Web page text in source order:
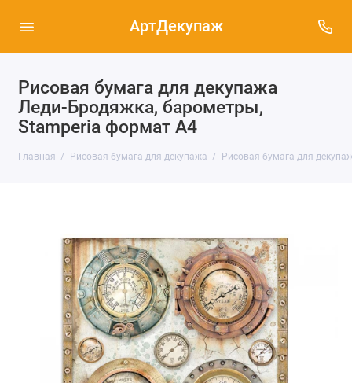
АртДекупаж
Рисовая бумага для декупажа
Леди-Бродяжка, барометры,
Stamperia формат А4
Главная Рисовая бумага для декупажа Рисовая бумага для